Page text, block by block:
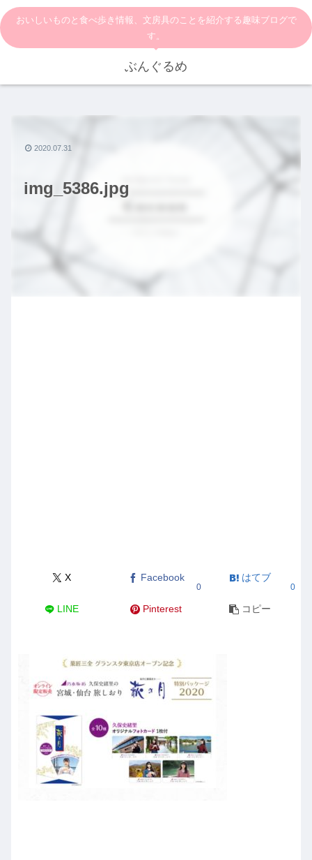
おいしいものと食べ歩き情報、文房具のことを紹介する趣味ブログで
す。
ぶんぐるめ
img_5386.jpg
X Facebook
0
はてブ
0
LINE Pinterest コピー
2020.07.31